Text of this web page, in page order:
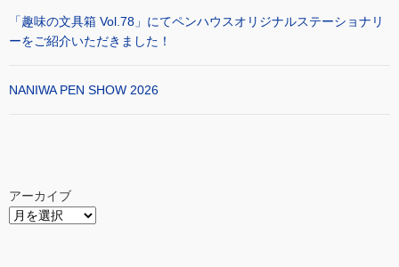
「趣味の文具箱 Vol.78」にてペンハウスオリジナルステーショナリ
ーをご紹介いただきました！
NANIWA PEN SHOW 2026
アーカイブ